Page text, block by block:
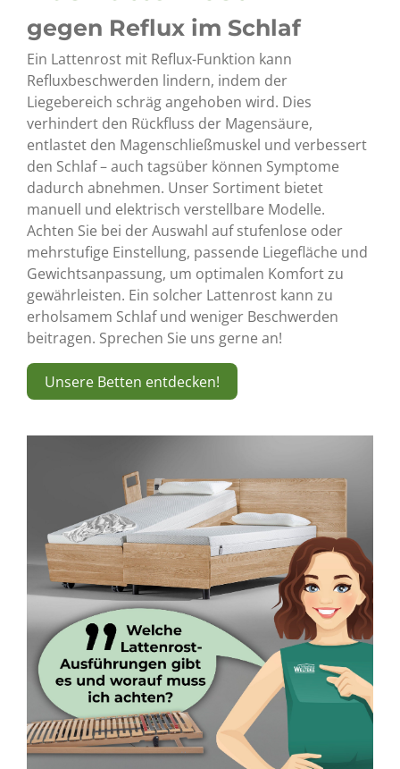
gegen Reflux im Schlaf
Ein Lattenrost mit Reflux-Funktion kann
Refluxbeschwerden lindern, indem der
Liegebereich schräg angehoben wird. Dies
verhindert den Rückfluss der Magensäure,
entlastet den Magenschließmuskel und verbessert
den Schlaf – auch tagsüber können Symptome
dadurch abnehmen. Unser Sortiment bietet
manuell und elektrisch verstellbare Modelle.
Achten Sie bei der Auswahl auf stufenlose oder
mehrstufige Einstellung, passende Liegefläche und
Gewichtsanpassung, um optimalen Komfort zu
gewährleisten. Ein solcher Lattenrost kann zu
erholsamem Schlaf und weniger Beschwerden
beitragen. Sprechen Sie uns gerne an!
Unsere Betten entdecken!